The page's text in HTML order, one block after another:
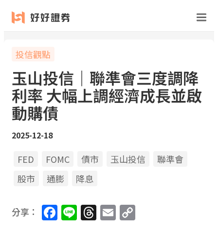
投信觀點
玉山投信｜聯準會三度調降
利率 大幅上調經濟成長並啟
動購債
2025-12-18
FED FOMC 債市 玉山投信
聯準會
股市
通膨 降息
分享： Facebook
LineThreads
Email